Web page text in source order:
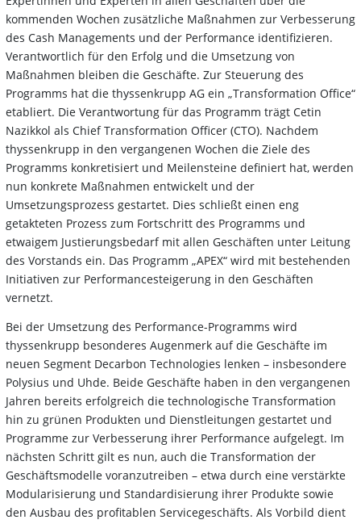
kommenden Wochen zusätzliche Maßnahmen zur Verbesserung
des Cash Managements und der Performance identifizieren.
Verantwortlich für den Erfolg und die Umsetzung von
Maßnahmen bleiben die Geschäfte. Zur Steuerung des
Programms hat die thyssenkrupp AG ein „Transformation Office“
etabliert. Die Verantwortung für das Programm trägt Cetin
Nazikkol als Chief Transformation Officer (CTO). Nachdem
thyssenkrupp in den vergangenen Wochen die Ziele des
Programms konkretisiert und Meilensteine definiert hat, werden
nun konkrete Maßnahmen entwickelt und der
Umsetzungsprozess gestartet. Dies schließt einen eng
getakteten Prozess zum Fortschritt des Programms und
etwaigem Justierungsbedarf mit allen Geschäften unter Leitung
des Vorstands ein. Das Programm „APEX“ wird mit bestehenden
Initiativen zur Performancesteigerung in den Geschäften
vernetzt.
Bei der Umsetzung des Performance-Programms wird
thyssenkrupp besonderes Augenmerk auf die Geschäfte im
neuen Segment Decarbon Technologies lenken – insbesondere
Polysius und Uhde. Beide Geschäfte haben in den vergangenen
Jahren bereits erfolgreich die technologische Transformation
hin zu grünen Produkten und Dienstleitungen gestartet und
Programme zur Verbesserung ihrer Performance aufgelegt. Im
nächsten Schritt gilt es nun, auch die Transformation der
Geschäftsmodelle voranzutreiben – etwa durch eine verstärkte
Modularisierung und Standardisierung ihrer Produkte sowie
den Ausbau des profitablen Servicegeschäfts. Als Vorbild dient